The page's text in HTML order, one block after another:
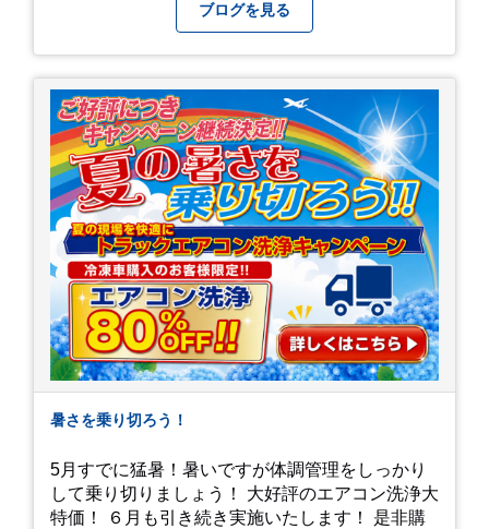
ブログを見る
暑さを乗り切ろう！
5月すでに猛暑！暑いですが体調管理をしっかり
して乗り切りましょう！ 大好評のエアコン洗浄大
特価！ ６月も引き続き実施いたします！ 是非購